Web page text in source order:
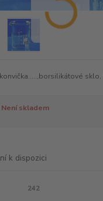
sklo,
Není skladem
k dispozici
242